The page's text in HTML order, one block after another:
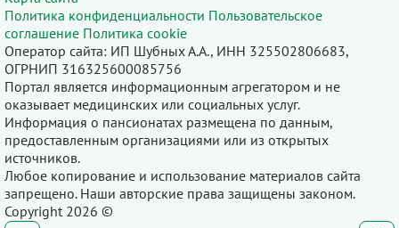
Политика конфиденциальности Пользовательское
соглашение Политика cookie
Оператор сайта: ИП Шубных А.А., ИНН 325502806683,
ОГРНИП 316325600085756
Портал является информационным агрегатором и не
оказывает медицинских или социальных услуг.
Информация о пансионатах размещена по данным,
предоставленным организациями или из открытых
источников.
Любое копирование и использование материалов сайта
запрещено. Наши авторские права защищены законом.
Copyright 2026 ©